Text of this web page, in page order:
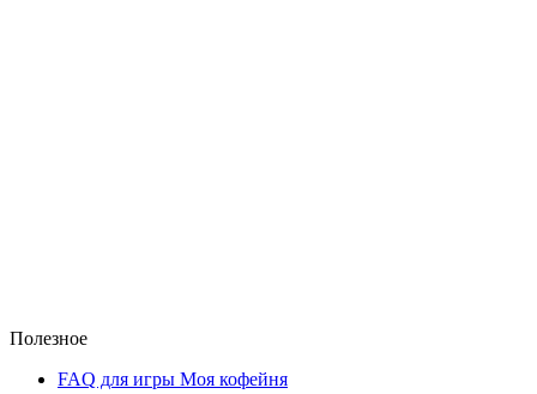
Полезное
FAQ для игры Моя кофейня